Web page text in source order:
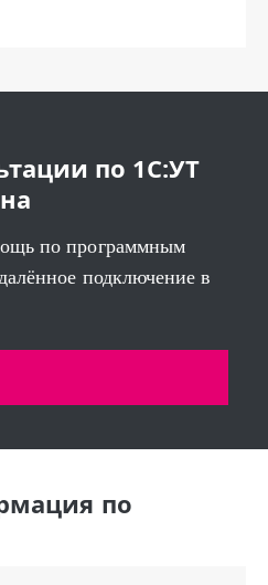
по 1С:УТ
по программным
подключение в
по